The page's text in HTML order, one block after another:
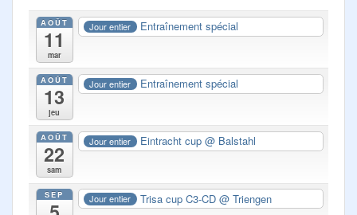
AOÛT
11
mar
Jour entier Entraînement spécial
AOÛT
13
jeu
Jour entier Entraînement spécial
AOÛT
22
sam
Jour entier Eintracht cup@ Balstahl
SEP Jour entier Trisa cup C3-CD@ Triengen